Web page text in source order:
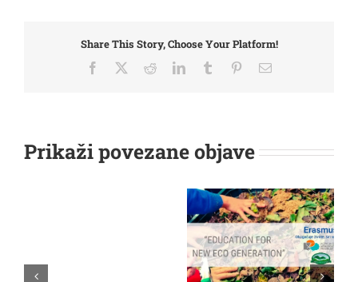
Share This Story, Choose Your Platform!
Facebook RedditLinkedInTumblr PinterestEmail:
Prikaži povezane objave